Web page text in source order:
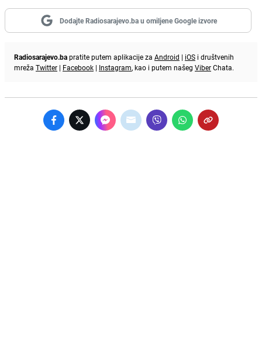
Dodajte Radiosarajevo.ba u omiljene Google izvore
Radiosarajevo.bapratite putem aplikacije za Android | iOS i društvenih
mreža Twitter | Facebook | Instagram, kao i putem našeg ViberChata.